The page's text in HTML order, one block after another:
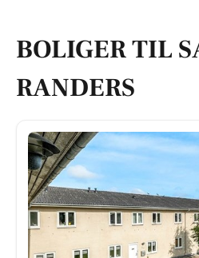
BOLIGER TIL
RANDERS